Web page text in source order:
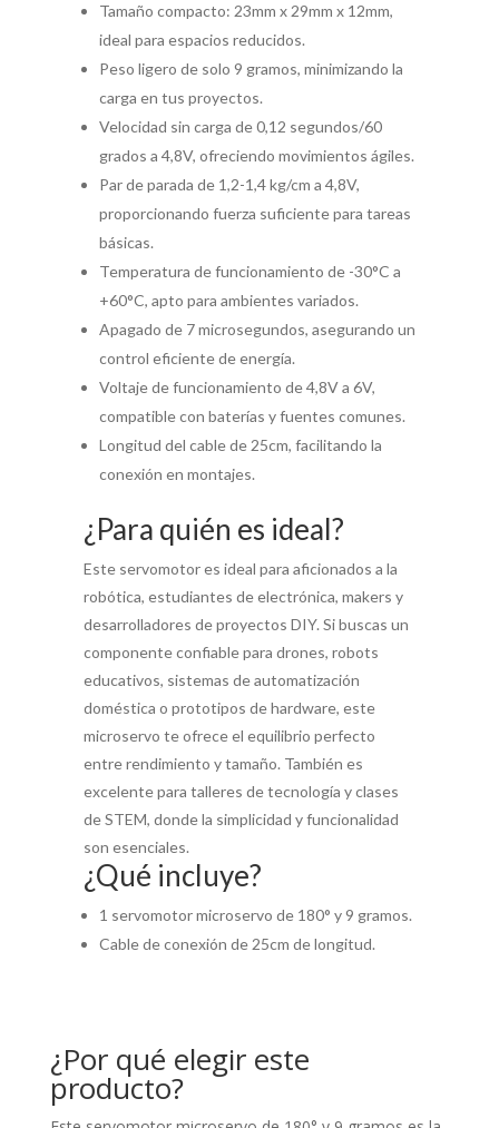
Tamaño compacto: 23mm x 29mm x 12mm,
ideal para espacios reducidos.
Peso ligero de solo 9 gramos, minimizando la
carga en tus proyectos.
Velocidad sin carga de 0,12 segundos/60
grados a 4,8V, ofreciendo movimientos ágiles.
Par de parada de 1,2-1,4 kg/cm a 4,8V,
proporcionando fuerza suficiente para tareas
básicas.
Temperatura de funcionamiento de -30°C a
+60°C, apto para ambientes variados.
Apagado de 7 microsegundos, asegurando un
control eficiente de energía.
Voltaje de funcionamiento de 4,8V a 6V,
compatible con baterías y fuentes comunes.
Longitud del cable de 25cm, facilitando la
conexión en montajes.
¿Para quién es ideal?
Este servomotor es ideal para aficionados a la
robótica, estudiantes de electrónica, makers y
desarrolladores de proyectos DIY. Si buscas un
componente confiable para drones, robots
educativos, sistemas de automatización
doméstica o prototipos de hardware, este
microservo te ofrece el equilibrio perfecto
entre rendimiento y tamaño. También es
excelente para talleres de tecnología y clases
de STEM, donde la simplicidad y funcionalidad
son esenciales.
¿Qué incluye?
1 servomotor microservo de 180° y 9 gramos.
Cable de conexión de 25cm de longitud.
¿Por qué elegir este
producto?